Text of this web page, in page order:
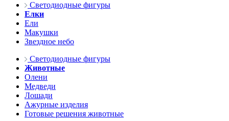
Светодиодные фигуры
Елки
Ели
Макушки
Звездное небо
Светодиодные фигуры
Животные
Олени
Медведи
Лошади
Ажурные изделия
Готовые решения животные